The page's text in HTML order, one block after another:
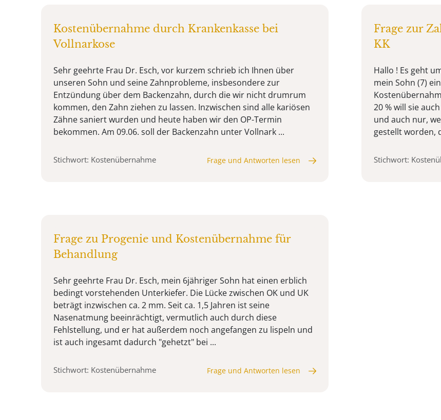
Kostenübernahme durch Krankenkasse bei
Vollnarkose
Sehr geehrte Frau Dr. Esch, vor kurzem schrieb ich Ihnen über
unseren Sohn und seine Zahnprobleme, insbesondere zur
Entzündung über dem Backenzahn, durch die wir nicht drumrum
kommen, den Zahn ziehen zu lassen. Inzwischen sind alle kariösen
Zähne saniert wurden und heute haben wir den OP-Termin
bekommen. Am 09.06. soll der Backenzahn unter Vollnark ...
Stichwort: Kostenübernahme Frage und Antworten lesen
Frage zur
KK
Hallo ! Es geht
mein Sohn (7)
20 % will sie
und auch nur,
gestellt worden,
Stichwort:
Frage zu Progenie und Kostenübernahme für
Behandlung
Sehr geehrte Frau Dr. Esch, mein 6jähriger Sohn hat einen erblich
bedingt vorstehenden Unterkiefer. Die Lücke zwischen OK und UK
beträgt inzwischen ca. 2 mm. Seit ca. 1,5 Jahren ist seine
Nasenatmung beeinrächtigt, vermutlich auch durch diese
Fehlstellung, und er hat außerdem noch angefangen zu lispeln und
ist auch ingesamt dadurch "gehetzt" bei ...
Stichwort: Kostenübernahme Frage und Antworten lesen